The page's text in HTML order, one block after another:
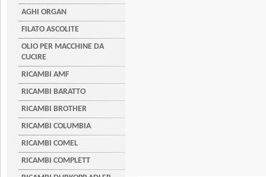
AGHI ORGAN
FILATO ASCOLITE
OLIO PER MACCHINE DA
CUCIRE
RICAMBI AMF
RICAMBI BARATTO
RICAMBI BROTHER
RICAMBI COLUMBIA
RICAMBI COMEL
RICAMBI COMPLETT